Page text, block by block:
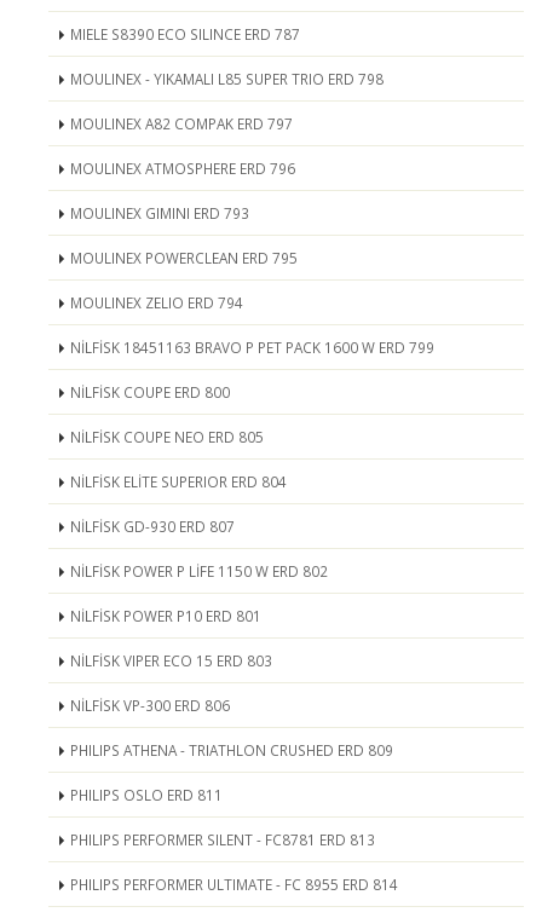
MIELE S8390 ECO SILINCE ERD 787
MOULINEX - YIKAMALI L85 SUPER TRIO ERD 798
MOULINEX A82 COMPAK ERD 797
MOULINEX ATMOSPHERE ERD 796
MOULINEX GIMINI ERD 793
MOULINEX POWERCLEAN ERD 795
MOULINEX ZELIO ERD 794
NİLFİSK 18451163 BRAVO P PET PACK 1600 W ERD 799
NİLFİSK COUPE ERD 800
NİLFİSK COUPE NEO ERD 805
NİLFİSK ELİTE SUPERIOR ERD 804
NİLFİSK GD-930 ERD 807
NİLFİSK POWER P LİFE 1150 W ERD 802
NİLFİSK POWER P10 ERD 801
NİLFİSK VIPER ECO 15 ERD 803
NİLFİSK VP-300 ERD 806
PHILIPS ATHENA - TRIATHLON CRUSHED ERD 809
PHILIPS OSLO ERD 811
PHILIPS PERFORMER SILENT - FC8781 ERD 813
PHILIPS PERFORMER ULTIMATE - FC 8955 ERD 814